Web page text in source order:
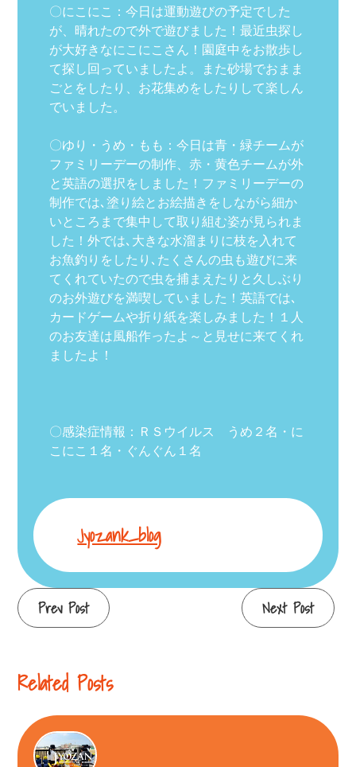
〇にこにこ：今日は運動遊びの予定でした
が、晴れたので外で遊びました！最近虫探し
が大好きなにこにこさん！園庭中をお散歩し
て探し回っていましたよ。また砂場でおまま
ごとをしたり、お花集めをしたりして楽しん
でいました。
〇ゆり・うめ・もも：今日は青・緑チームが
ファミリーデーの制作、赤・黄色チームが外
と英語の選択をしました！ファミリーデーの
制作では､塗り絵とお絵描きをしながら細か
いところまで集中して取り組む姿が見られま
した！外では､大きな水溜まりに枝を入れて
お魚釣りをしたり､たくさんの虫も遊びに来
てくれていたので虫を捕まえたりと久しぶり
のお外遊びを満喫していました！英語では､
カードゲームや折り紙を楽しみました！１人
のお友達は風船作ったよ～と見せに来てくれ
ましたよ！
〇感染症情報：ＲＳウイルス うめ２名・に
こにこ１名・ぐんぐん１名
Jyozank_blog
Continue
Prev Post Next Post
Related Posts